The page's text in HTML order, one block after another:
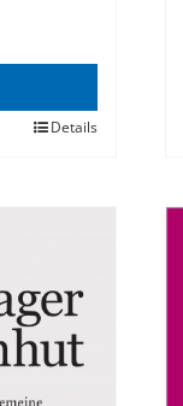
Details